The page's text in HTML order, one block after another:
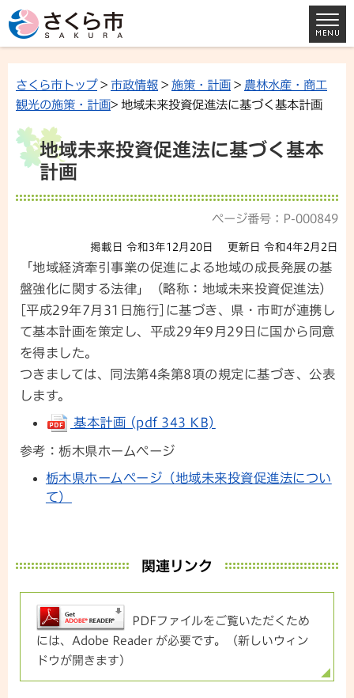
さくら市トップ> 市政情報 > 施策・計画 > 農林水産・商工
観光の施策・計画> 地域未来投資促進法に基づく基本計画
地域未来投資促進法に基づく基本
計画
ページ番号：P-000849
掲載日 令和3年12月20日 更新日 令和4年2月2日
「地域経済牽引事業の促進による地域の成長発展の基
盤強化に関する法律」（略称：地域未来投資促進法）
[平成29年7月31日施行]に基づき、県・市町が連携し
て基本計画を策定し、平成29年9月29日に国から同意
を得ました。
つきましては、同法第4条第8項の規定に基づき、公表
します。
基本計画 (pdf 343 KB)
参考：栃木県ホームページ
栃木県ホームページ（地域未来投資促進法につい
て）
関連リンク
PDFファイルをご覧いただくため
には、Adobe Reader が必要です。（新しいウィン
ドウが開きます）